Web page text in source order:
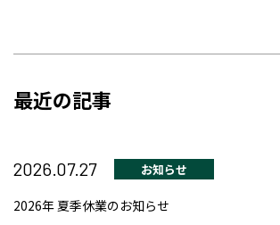
最近の記事
2026.07.27 お知らせ
2026年 夏季休業のお知らせ